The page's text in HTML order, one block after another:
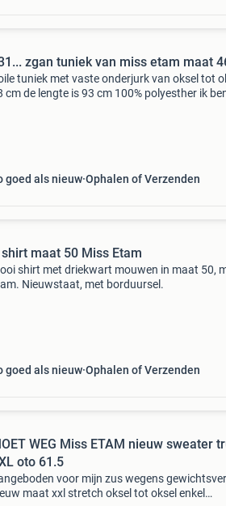
zgan tuniek van miss etam maat
tuniek met vaste onderjurk van oksel tot
cm de lengte is 93 cm 100% polyesther ik
goed als nieuw Ophalen of Verzenden
maat 50 Miss Etam
shirt met driekwart mouwen in maat 50,
Nieuwstaat, met borduursel.
goed als nieuw Ophalen of Verzenden
WEG Miss ETAM nieuw sweater
oto 61.5
voor mijn zus wegens
maat xxl stretch oksel tot oksel enkel